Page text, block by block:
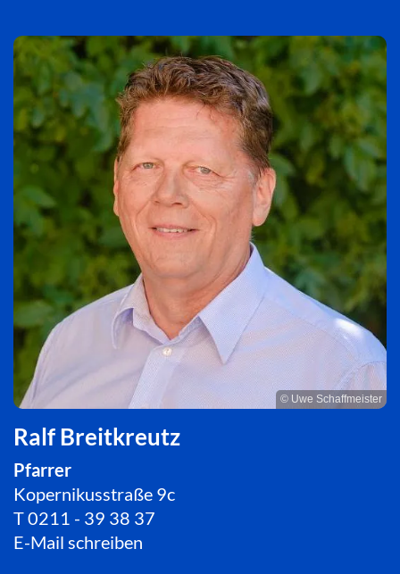
© Uwe Schaffmeister
Ralf Breitkreutz
Pfarrer
Kopernikusstraße 9c
T0211 - 39 38 37
E-Mail schreiben